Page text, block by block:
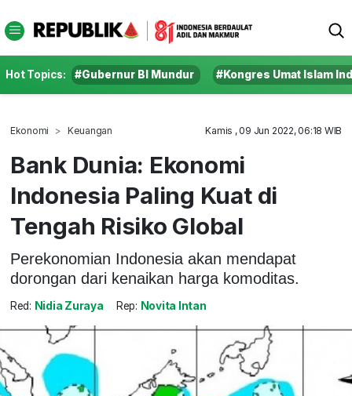
Hot Topics: #Gubernur BI Mundur #Kongres Umat Islam
Ekonomi Keuangan Kamis , 09 Jun 2022, 06:18 WIB
Bank Dunia: Ekonomi
Indonesia Paling Kuat di
Tengah Risiko Global
Perekonomian Indonesia akan mendapat
dorongan dari kenaikan harga komoditas.
Red: Nidia Zuraya Rep: Novita Intan